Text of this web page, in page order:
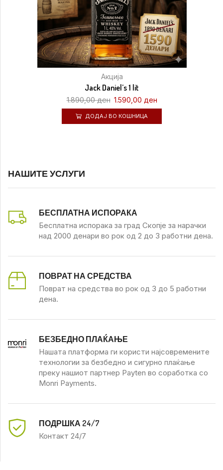
Акција
Jack Daniel’s 1 lit
1.890,00ден 1.590,00 ден
ДОДАЈ ВО КОШНИЦА
НАШИТЕ УСЛУГИ
БЕСПЛАТНА ИСПОРАКА
Бесплатна испорака за град Скопје за нарачки
над 2000 денари во рок од 2 до 3 работни дена.
ПОВРАТ НА СРЕДСТВА
Поврат на средства во рок од 3 до 5 работни
дена.
БЕЗБЕДНО ПЛАЌАЊЕ
Нашата платформа ги користи најсовремените
технологии за безбедно и сигурно плаќање
преку нашиот партнер Payten во соработка со
Monri Payments.
ПОДРШКА 24/7
Контакт 24/7